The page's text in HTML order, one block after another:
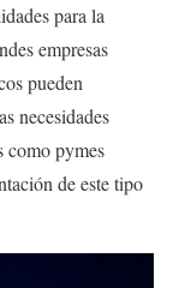
para la
empresas
pueden
necesidades
como pymes
de este tipo